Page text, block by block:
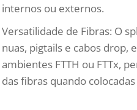
internos ou externos.
Versatilidade de Fibras: O
nuas, pigtails e cabos drop,
ambientes FTTH ou FTTx,
das fibras quando